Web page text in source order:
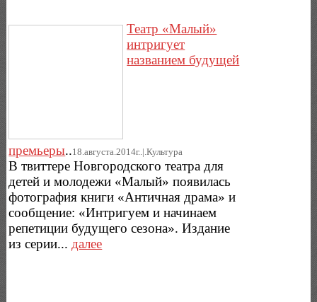
Театр «Малый»
интригует
названием будущей
премьеры..18.августа.2014г..|.Культура
В твиттере Новгородского театра для
детей и молодежи «Малый» появилась
фотография книги «Античная драма» и
сообщение: «Интригуем и начинаем
репетиции будущего сезона». Издание
из серии... далее